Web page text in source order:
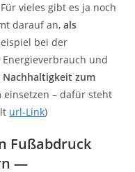
vieles gibt es ja noch
darauf an,als
bei der
und
Nachhaltigkeit zum
einsetzen – dafür steht
url-Link)
Fußabdruck
—